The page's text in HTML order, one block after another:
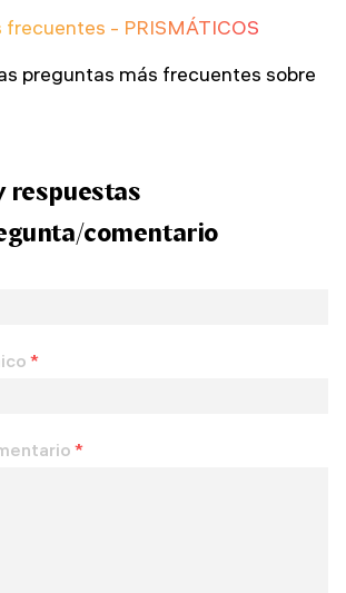
frecuentes - PRISMÁTICOS
preguntas más frecuentes sobre
respuestas
comentario
*
*